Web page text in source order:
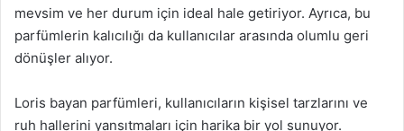
mevsim ve her durum için ideal hale getiriyor. Ayrıca, bu
parfümlerin kalıcılığı da kullanıcılar arasında olumlu geri
dönüşler alıyor.
Loris bayan parfümleri, kullanıcıların kişisel tarzlarını ve
ruh hallerini yansıtmaları için harika bir yol sunuyor.